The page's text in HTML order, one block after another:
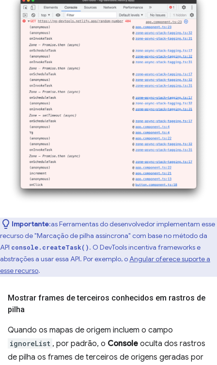
Importante:as Ferramentas do desenvolvedor implementam esse
recurso de "Marcação de pilha assíncrona" com base no método da
API console.createTask(). O DevTools incentiva frameworks e
abstrações a usar essa API. Por exemplo, oAngular oferece suporte a
esse recurso.
Mostrar frames de terceiros conhecidos em rastros de
pilha
Quando os mapas de origem incluem o campo
ignoreList , por padrão, o Console oculta dos rastros
de pilha os frames de terceiros de origens geradas por